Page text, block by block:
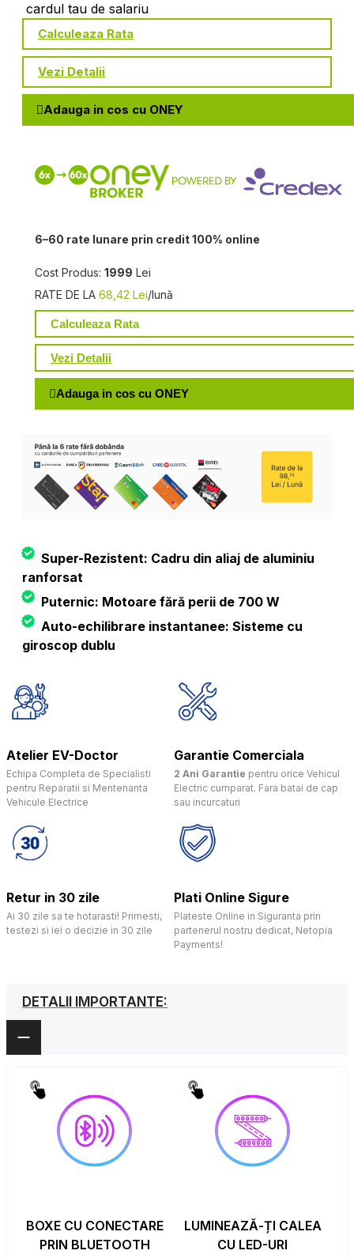
cardul tau de salariu
Calculeaza Rata
Vezi Detalii
Adauga in cos cu ONEY
6–60 rate lunare prin credit 100% online
Cost Produs: 1999 Lei
RATE DE LA 68,42 Lei/lună
Calculeaza Rata
Vezi Detalii
Adauga in cos cu ONEY
Super-Rezistent: Cadru din aliaj de aluminiu
ranforsat
Puternic: Motoare fără perii de 700 W
Auto-echilibrare instantanee: Sisteme cu
giroscop dublu
Atelier EV-Doctor
Echipa Completa de Specialisti
pentru Reparatii si Mentenanta
Vehicule Electrice
Garantie Comerciala
2 Ani Garantie pentru orice Vehicul
Electric cumparat. Fara batai de cap
sau incurcaturi
Retur in 30 zile
Ai 30 zile sa te hotarasti! Primesti,
testezi si iei o decizie in 30 zile
Plati Online Sigure
Plateste Online in Siguranta prin
partenerul nostru dedicat, Netopia
Payments!
DETALII IMPORTANTE:
BOXE CU CONECTARE
PRIN BLUETOOTH
LUMINEAZĂ-ȚI CALEA
CU LED-URI